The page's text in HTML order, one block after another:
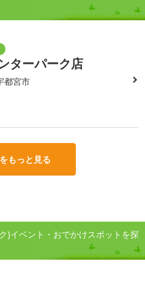
ターパーク店
都宮市
もっと見る
)イベント・おでかけスポットを探